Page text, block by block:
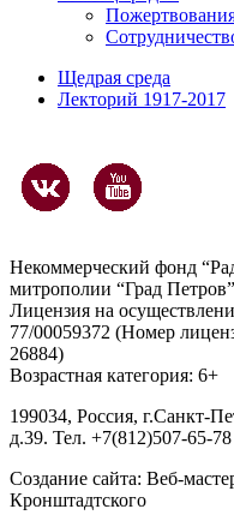
Щедрая среда
Лекторий 1917-2017
Некоммерческий фонд
митрополии “Град
Лицензия на
77/00059372 (Номер
26884)
Возрастная категория: 6+
199034, Россия, г.Санкт-
д.39. Тел. +7(812)507-65-78
Создание сайта: Веб-
Кронштадтского